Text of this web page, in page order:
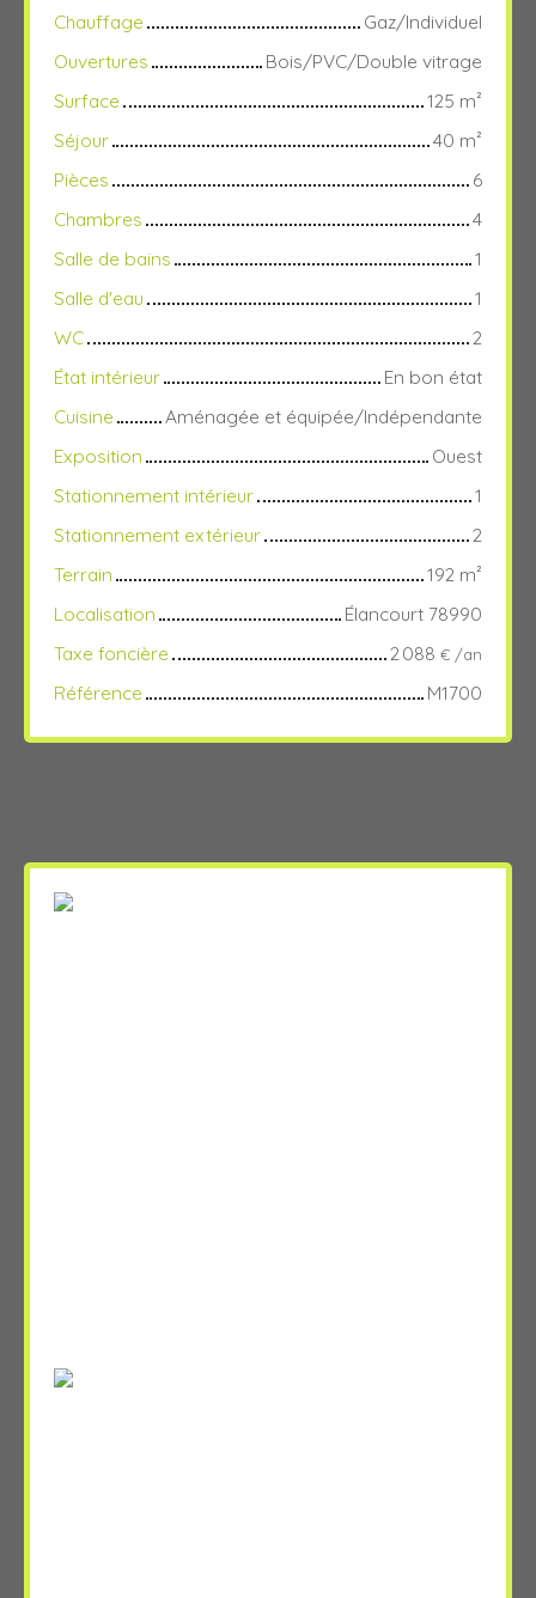
Chauffage
Gaz/Individuel
Ouvertures
Bois/PVC/Double vitrage
Surface
125 m²
Séjour
40 m²
Pièces
6
Chambres
4
Salle de bains
1
Salle d'eau
1
WC
2
État intérieur
En bon état
Cuisine
Aménagée et équipée/Indépendante
Exposition
Ouest
Stationnement intérieur
1
Stationnement extérieur
2
Terrain
192 m²
Localisation
Élancourt 78990
Taxe foncière
2 088 € /an
Référence M1700